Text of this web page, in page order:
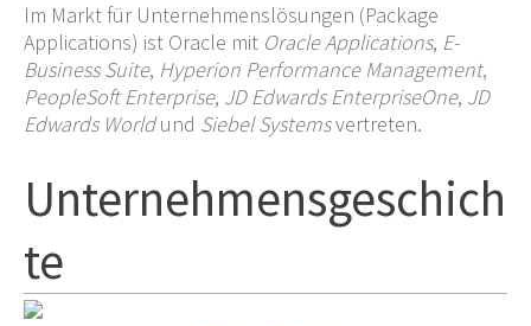
Im Markt für Unternehmenslösungen (Package
Applications) ist Oracle mit Oracle Applications, E-
Business Suite, Hyperion Performance Management,
PeopleSoft Enterprise, JD Edwards EnterpriseOne, JD
Edwards Worldund Siebel Systemsvertreten.
Unternehmensgeschich
te